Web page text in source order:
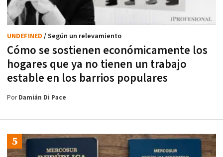
Cómo se sostienen económicamente los
hogares que ya no tienen un trabajo
estable en los barrios populares
UNDEFINED / Según un relevamiento
PorDamián Di Pace